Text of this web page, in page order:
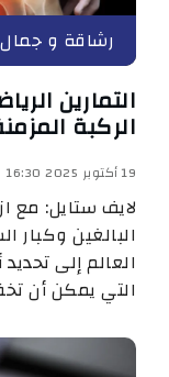
رشاقة و جمال
التمارين
الركبة
19 أكتوبر 2025 16:30
لايف ستايل: مع
البالغين وكبار
العالم إلى
التي يمكن أن